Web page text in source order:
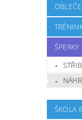
ŠPERKY
ŠKOLA